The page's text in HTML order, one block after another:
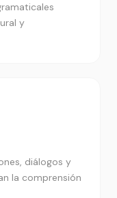
y
diálogos y
la comprensión